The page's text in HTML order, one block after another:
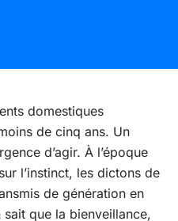
domestiques
de cinq ans. Un
d’agir. À l’époque
l’instinct, les dictons de
de génération en
que la bienveillance,